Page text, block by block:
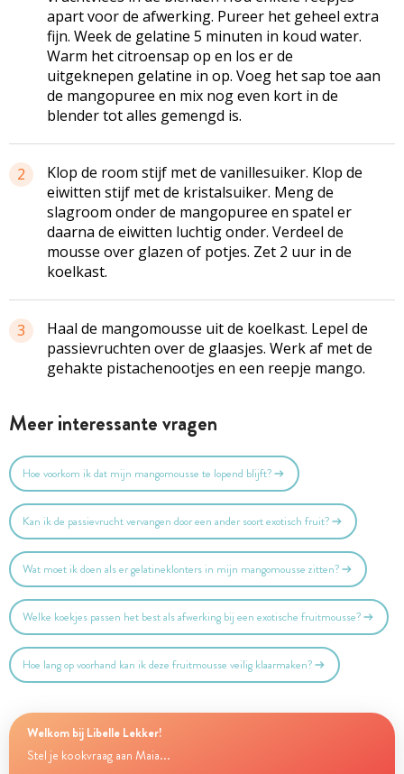
apart voor de afwerking. Pureer het geheel extra
fijn. Week de gelatine 5 minuten in koud water.
Warm het citroensap op en los er de
uitgeknepen gelatine in op. Voeg het sap toe aan
de mangopuree en mix nog even kort in de
blender tot alles gemengd is.
2
Klop de room stijf met de vanillesuiker. Klop de
eiwitten stijf met de kristalsuiker. Meng de
slagroom onder de mangopuree en spatel er
daarna de eiwitten luchtig onder. Verdeel de
mousse over glazen of potjes. Zet 2 uur in de
koelkast.
3
Haal de mangomousse uit de koelkast. Lepel de
passievruchten over de glaasjes. Werk af met de
gehakte pistachenootjes en een reepje mango.
Meer interessante vragen
Hoe voorkom ik dat mijn mangomousse te lopend blijft?
Kan ik de passievrucht vervangen door een ander soort exotisch fruit?
Wat moet ik doen als er gelatineklonters in mijn mangomousse zitten?
Welke koekjes passen het best als afwerking bij een exotische fruitmousse?
Hoe lang op voorhand kan ik deze fruitmousse veilig klaarmaken?
Welkom bij Libelle Lekker!
Stel je kookvraag aan Maia...